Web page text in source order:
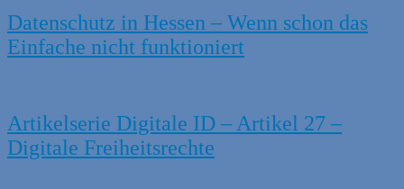
Datenschutz in Hessen – Wenn schon das
Einfache nicht funktioniert
Artikelserie Digitale ID – Artikel 27 –
Digitale Freiheitsrechte